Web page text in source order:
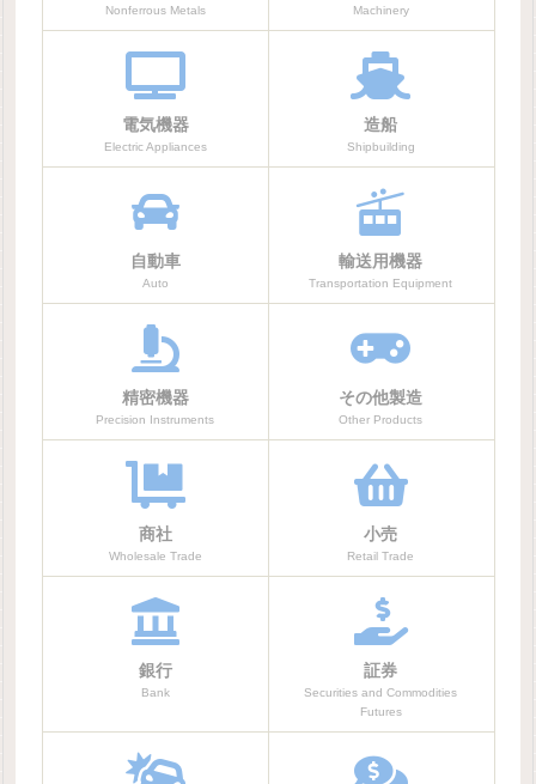
Nonferrous Metals Machinery
電気機器
Electric Appliances
造船
Shipbuilding
自動車
Auto
輸送用機器
Transportation Equipment
精密機器
Precision Instruments
その他製造
Other Products
商社
Wholesale Trade
小売
Retail Trade
銀行
Bank
証券
Securities and Commodities
Futures